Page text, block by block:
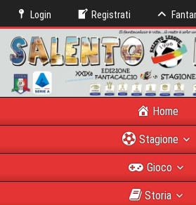
Login Registrati
Home
Stagione
Gioco
Storia